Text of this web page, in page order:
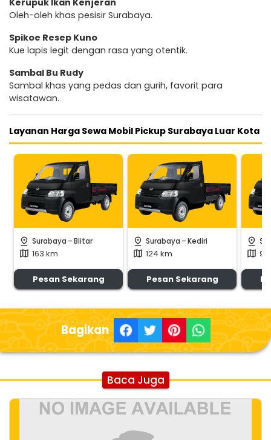
Kerupuk Ikan Kenjeran
Oleh-oleh khas pesisir Surabaya.
Spikoe Resep Kuno
Kue lapis legit dengan rasa yang otentik.
Sambal Bu Rudy
Sambal khas yang pedas dan gurih, favorit para
wisatawan.
Layanan Harga Sewa Mobil Pickup Surabaya Luar Kota
pin_drop Surabaya -Blitar
map 163 km
Pesan Sekarang
pin_drop Surabaya -Kediri
map 124 km
Pesan Sekarang
pin_drop
map
Bagikan
Baca Juga